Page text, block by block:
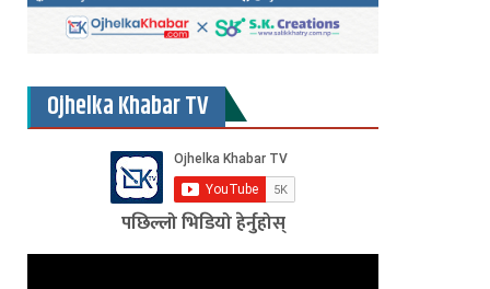
Ojhelka Khabar TV
पछिल्लो भिडियो हेर्नुहोस्